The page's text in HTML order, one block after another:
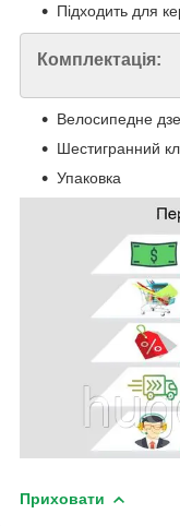
Підходить для
Комплектація:
Велосипедне
Шестигранний
Упаковка
Приховати